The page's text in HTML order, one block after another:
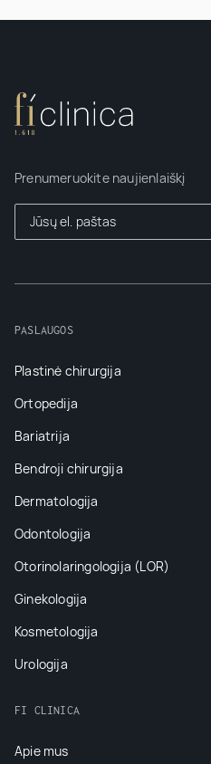
Prenumeruokite naujienlaiškį
PASLAUGOS
Plastinė chirurgija
Ortopedija
Bariatrija
Bendroji chirurgija
Dermatologija
Odontologija
Otorinolaringologija (LOR)
Ginekologija
Kosmetologija
Urologija
FI CLINICA
Apie mus